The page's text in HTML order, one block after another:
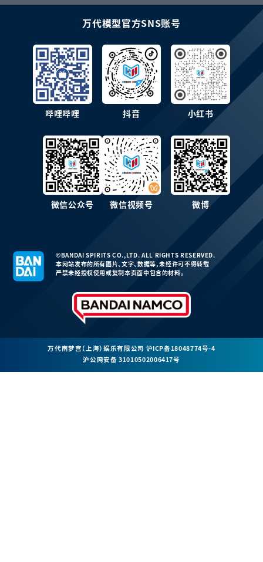
万代模型官方SNS账号
哔哩哔哩 抖音 小红书
微信公众号 微信视频号 微博
©BANDAI SPIRITS CO.,LTD. ALL RIGHTS RESERVED.
本网站发布的所有图片、文字、数据等，未经许可不得转载
严禁未经授权使用或复制本页面中包含的材料。
万代南梦宫（上海）娱乐有限公司 沪ICP备18048774号-4
沪公网安备 31010502006417号